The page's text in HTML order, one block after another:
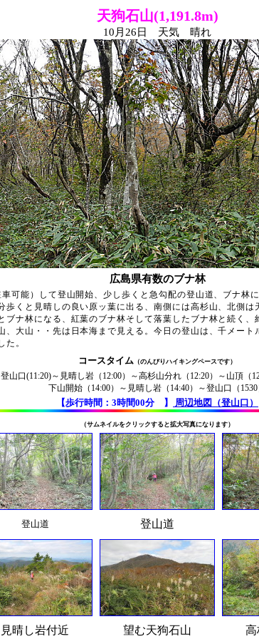
天狗石山(1,191.8m)
10月26日 天気 晴れ
広島県有数のブナ林
可能）して登山開始、少し歩くと急勾配の登山道、ブナ林
歩くと見晴しの良い原ッ葉に出る、南側には高杉山、北側
ブナ林になる、紅葉のブナ林そして落葉したブナ林と続く
、大山・・先は日本海まで見える。今日の登山は、千メー
た。
コースタイム （のんびりハイキングペースです）
山口(11:20)～見晴し岩（12:00）～高杉山分れ（12:20）～山頂（
下山開始（14:00）～見晴し岩（14:40）～登山口（1530
【歩行時間：3時間00分 】 周辺地図（登山口）
（サムネイルをクリックすると拡大写真になります）
登山道 登山道
見晴し岩付近 望む天狗石山 高